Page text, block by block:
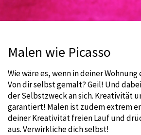
Malen wie Picasso
Wie wäre es, wenn in deiner Wohnung
Von dir selbst gemalt? Geil! Und
der Selbstzweck an sich. Kreativität
garantiert! Malen ist zudem extrem
deiner Kreativität freien Lauf und
aus. Verwirkliche dich selbst!